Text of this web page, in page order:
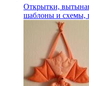
Открытки,
шаблоны и схемы,